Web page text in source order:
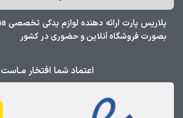
بصورت فروشگاه آنلاین و حضوری در کشور
اعتماد شما افتخار مـاست